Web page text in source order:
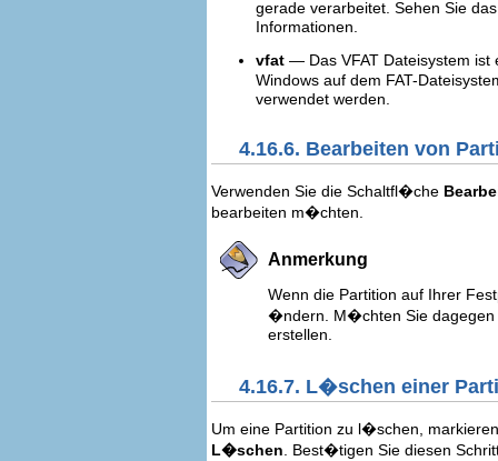
gerade verarbeitet. Sehen Sie
Informationen.
vfat — Das VFAT Dateisystem ist
Windows auf dem FAT-
verwendet werden.
4.16.6. Bearbeiten von
Verwenden Sie die Schaltfl�che
bearbeiten m�chten.
Anmerkung
Wenn die Partition auf Ihrer
�ndern. M�chten Sie
erstellen.
4.16.7. L�schen einer
Um eine Partition zu l�schen,
L�schen . Best�tigen Sie diesen